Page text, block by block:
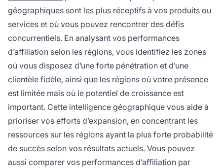
géographiques sont les plus réceptifs à vos produits ou
services et où vous pouvez rencontrer des défis
concurrentiels. En analysant vos performances
d’affiliation selon les régions, vous identifiez les zones
où vous disposez d’une forte pénétration et d’une
clientèle fidèle, ainsi que les régions où votre présence
est limitée mais où le potentiel de croissance est
important. Cette intelligence géographique vous aide à
prioriser vos efforts d’expansion, en concentrant les
ressources sur les régions ayant la plus forte probabilité
de succès selon vos résultats actuels. Vous pouvez
aussi comparer vos performances d’affiliation par